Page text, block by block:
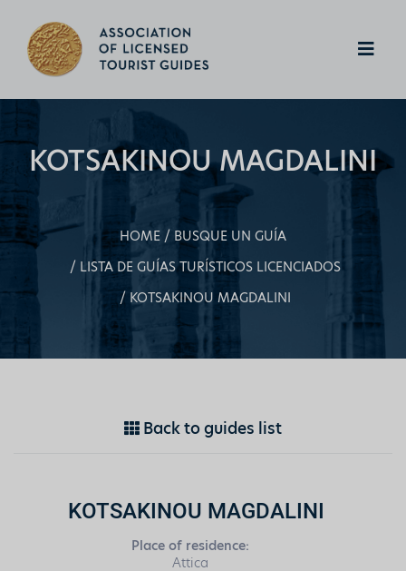
KOTSAKINOU MAGDALINI
HOME
BUSQUE UN GUÍA
LISTA DE GUÍAS TURÍSTICOS LICENCIADOS
KOTSAKINOU MAGDALINI
Back to guides list
KOTSAKINOU MAGDALINI
Place of residence:
Attica